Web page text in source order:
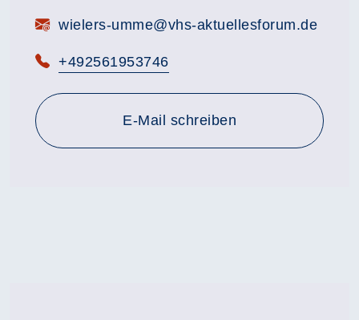
E-Mail:wielers-umme@vhs-aktuellesforum.de
Telefon:
+492561953746
E-Mail schreiben